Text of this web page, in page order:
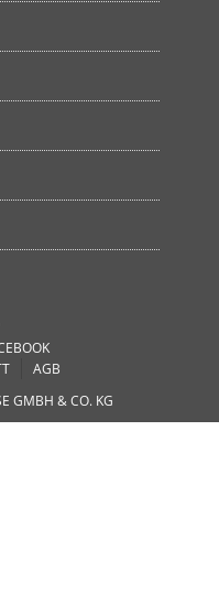
AGB
GMBH & CO. KG